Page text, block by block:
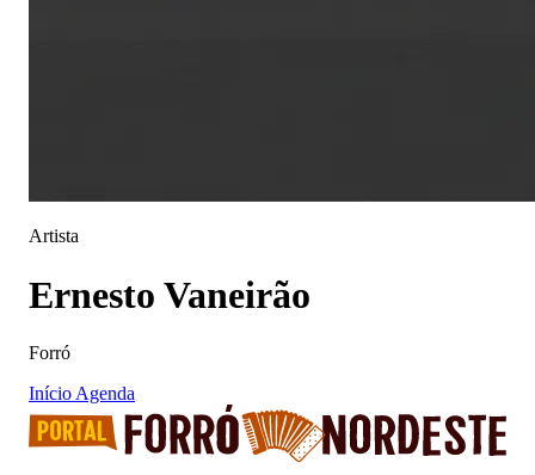
Artista
Ernesto Vaneirão
Forró
Início Agenda